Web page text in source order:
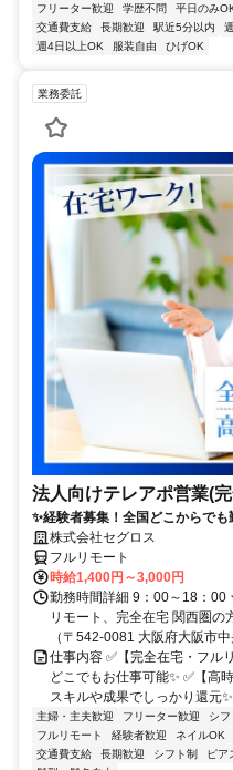
フリーター歓迎
学歴不問 平日のみ
交通費支給
長期歓迎 駅近5分以内
週4日以上OK
服装自由 ひげOK
業務委託
法人向けテレアポ営業(
✨経験者募集！全国どこからで
株式会社セグロス
フルリモート
時給1,400円～3,000円
勤務時間詳細 9：00～18：
リモート、完全在宅 関西圏
（〒542-0081 大阪府大阪市
仕事内容 ✅【完全在宅・フル
どこでもお仕事可能✨ ✅【高
スキルや成果でしっかり還元
主婦・主夫歓迎 フリーター歓迎 シフ
フルリモート
経験者歓迎 ネイルOK
交通費支給
長期歓迎 シフト制 ピア